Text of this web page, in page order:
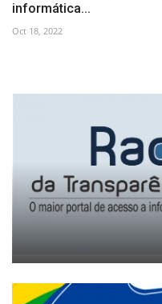
informática...
Oct 18, 2022